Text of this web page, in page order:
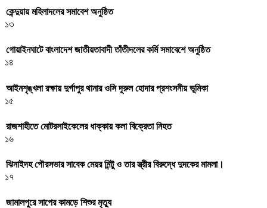
কেন্দুয়ায় মহিলাদলের সমাবেশ অনুষ্ঠিত
১৩
গোয়াইনঘাটে বাংলাদেশ জাতীয়তাবাদী তাঁতীদলের কর্মি সমাবেশে অনুষ্ঠিত
১৪
আইনশৃঙ্খলা রক্ষায় দুর্গাপুর থানার ওসি দূরুল হোদার প্রশংসনীয় ভূমিকা
১৫
রাজশাহীতে মোটরসাইকেলের ধাক্কায় কলা বিক্রেতা নিহত
১৬
ঝিনাইদহ পৌরসভার সাবেক মেয়র মিন্টু ও তার স্ত্রীর বিরুদ্ধে দুদকের মামলা।
১৭
জামালপুরে সাপের কামড়ে শিশুর মৃত্যু